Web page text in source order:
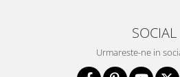
SOCIAL
Urmareste-ne in